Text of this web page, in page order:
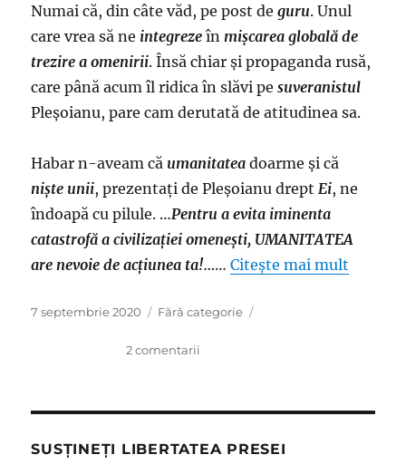
Numai că, din câte văd, pe post deguru. Unul
care vrea să ne integreze înmişcarea globală de
trezire a omenirii. Însă chiar şi propaganda rusă,
care până acum îl ridica în slăvi pesuveranistul
Pleşoianu, pare cam derutată de atitudinea sa.
Habar n-aveam că umanitatea doarme şi că
nişte unii, prezentaţi de Pleşoianu dreptEi, ne
îndoapă cu pilule. …Pentru a evita iminenta
catastrofă a civilizației omenești, UMANITATEA
are nevoie de acțiunea ta!……Citește mai mult
Publicat
7 septembrie 2020 Categorii
Fără categorie
2 comentarii
frontiere:
SUSȚINEȚI LIBERTATEA PRESEI